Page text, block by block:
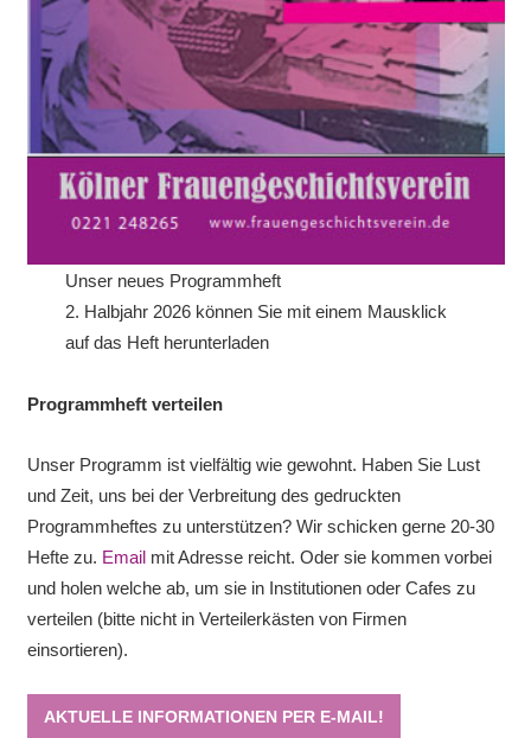
Unser neues Programmheft
2. Halbjahr 2026 können Sie mit einem Mausklick
auf das Heft herunterladen
Programmheft verteilen
Unser Programm ist vielfältig wie gewohnt. Haben Sie Lust
und Zeit, uns bei der Verbreitung des gedruckten
Programmheftes zu unterstützen? Wir schicken gerne 20-30
Hefte zu. Emailmit Adresse reicht. Oder sie kommen vorbei
und holen welche ab, um sie in Institutionen oder Cafes zu
verteilen (bitte nicht in Verteilerkästen von Firmen
einsortieren).
AKTUELLE INFORMATIONEN PER E-MAIL!